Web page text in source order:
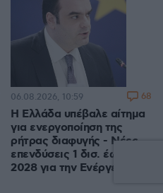
Η Ελλάδα υπέβαλε αίτημα
για ενεργοποίηση της
ρήτρας διαφυγής - Νέες
επενδύσεις 1 δισ. έως το
2028 για την Ενέργεια
06.08.2026, 10:59 68